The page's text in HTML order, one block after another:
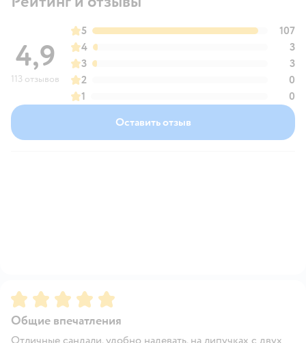
4,9
113 отзывов
5
107
4
3
3
3
2
0
1
0
Оставить отзыв
Рейтинг:5
Общие впечатления
Отличные сандали, удобно надевать, на липучках с двух